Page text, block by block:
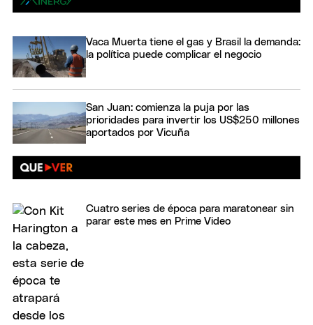
Vaca Muerta tiene el gas y Brasil la demanda:
la política puede complicar el negocio
San Juan: comienza la puja por las
prioridades para invertir los US$250 millones
aportados por Vicuña
Cuatro series de época para maratonear sin
parar este mes en Prime Video